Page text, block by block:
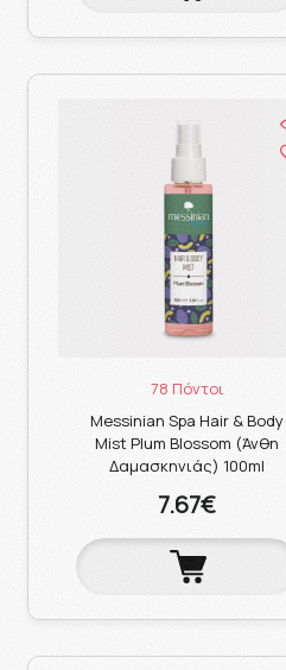
78 Πόντοι
Messinian Spa Hair & Body
Mist Plum Blossom (Άνθη
Δαμασκηνιάς) 100ml
7.67€